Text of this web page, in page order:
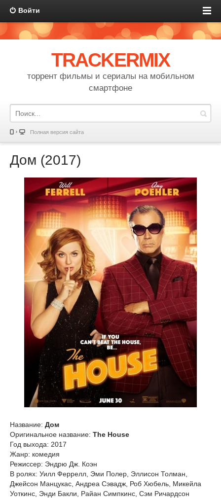
Войти
TRACKERMIX
торрент фильмы и сериалы на мобильном
смартфоне
Полная версия сайта
Дом (2017)
Название: Дом
Оригинальное название: The House
Год выхода: 2017
Жанр: комедия
Режиссер: Эндрю Дж. Коэн
В ролях: Уилл Феррелл, Эми Полер, Эллисон Толман,
Джейсон Манцукас, Андреа Сэвадж, Роб Хюбель, Микейла
Уоткинс, Энди Бакли, Райан Симпкинс, Сэм Ричардсон